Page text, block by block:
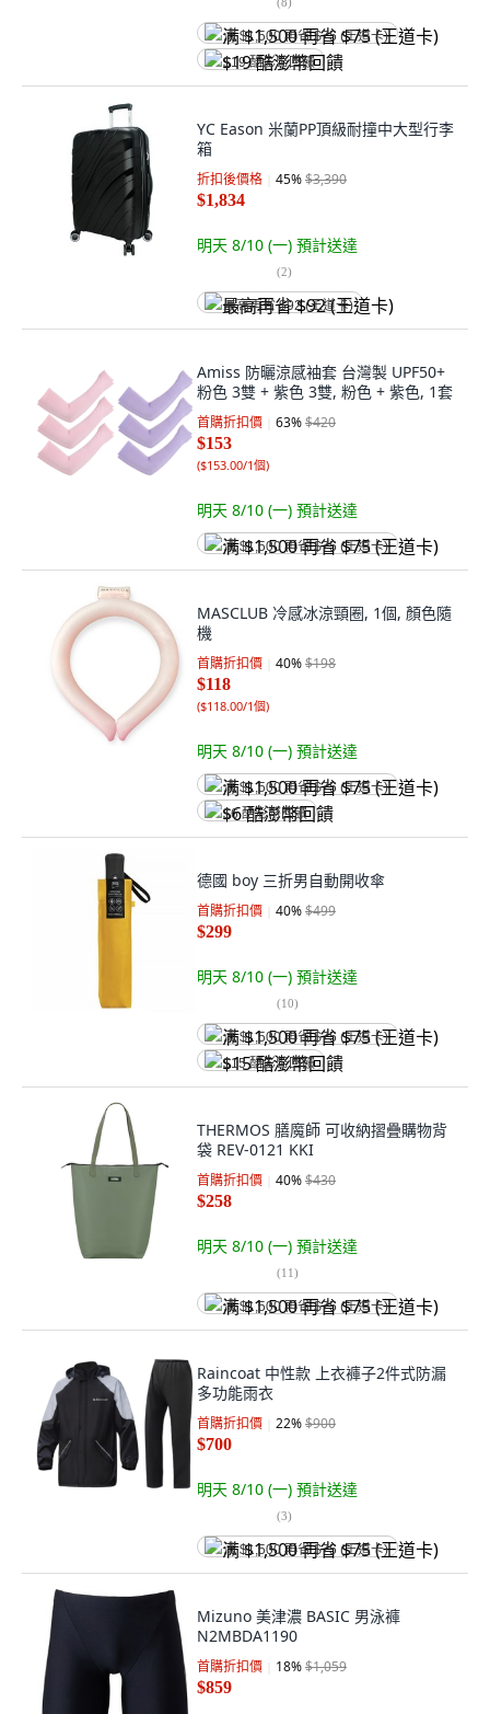
满 $1,500 再省 $75 (王道卡)
$19 酷澎幣回饋
YC Eason 米蘭PP頂級耐撞中大型行李
箱
折扣後價格 45%$3,390
$1,834
明天 8/10 (一) 預計送達
(2)
最高再省 $92 (王道卡)
Amiss 防曬涼感袖套 台灣製 UPF50+
粉色 3雙 + 紫色 3雙, 粉色 + 紫色, 1套
首購折扣價 63%$420
$153
($153.00/1個)
明天 8/10 (一) 預計送達
满 $1,500 再省 $75 (王道卡)
MASCLUB 冷感冰涼頸圈, 1個, 顏色隨
機
首購折扣價 40%$198
$118
($118.00/1個)
明天 8/10 (一) 預計送達
满 $1,500 再省 $75 (王道卡)
$6 酷澎幣回饋
德國 boy 三折男自動開收傘
首購折扣價 40%$499
$299
明天 8/10 (一) 預計送達
(10)
满 $1,500 再省 $75 (王道卡)
$15 酷澎幣回饋
THERMOS 膳魔師 可收納摺疊購物背
袋 REV-0121 KKI
首購折扣價 40%$430
$258
明天 8/10 (一) 預計送達
(11)
满 $1,500 再省 $75 (王道卡)
Raincoat 中性款 上衣褲子2件式防漏
多功能雨衣
首購折扣價 22%$900
$700
明天 8/10 (一) 預計送達
(3)
满 $1,500 再省 $75 (王道卡)
Mizuno 美津濃 BASIC 男泳褲
N2MBDA1190
首購折扣價 18%$1,059
$859